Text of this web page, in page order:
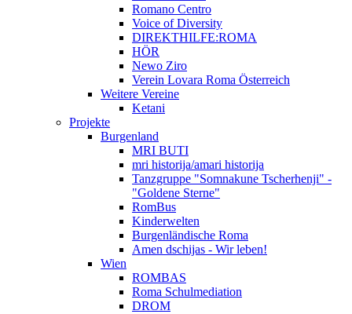
Romano Centro
Voice of Diversity
DIREKTHILFE:ROMA
HÖR
Newo Ziro
Verein Lovara Roma Österreich
Weitere Vereine
Ketani
Projekte
Burgenland
MRI BUTI
mri historija/amari historija
Tanzgruppe "Somnakune Tscherhenji" -
"Goldene Sterne"
RomBus
Kinderwelten
Burgenländische Roma
Amen dschijas - Wir leben!
Wien
ROMBAS
Roma Schulmediation
DROM